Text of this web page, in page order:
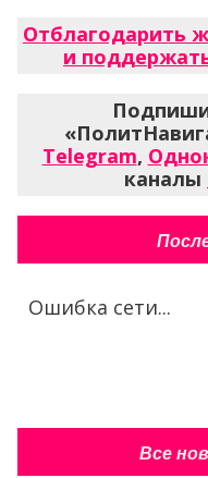
Отблагодарить
и
Telegram,
каналы
Ошибка сети...
Все